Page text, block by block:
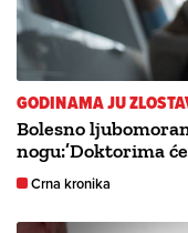
GODINAMA JU
Bolesno
nogu:’Doktorima
Crna kronika